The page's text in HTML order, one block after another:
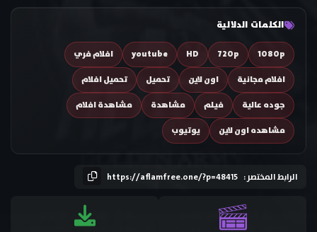
الكلمات الدلالية
1080p
720p
HD
youtube
افلام فري
افلام مجانية
اون لاين تحميل
تحميل افلام
جوده عالية
فيلم مشاهدة
مشاهدة افلام
مشاهده اون لاين
يوتيوب
الرابط المختصر : https://aflamfree.one/?p=48415